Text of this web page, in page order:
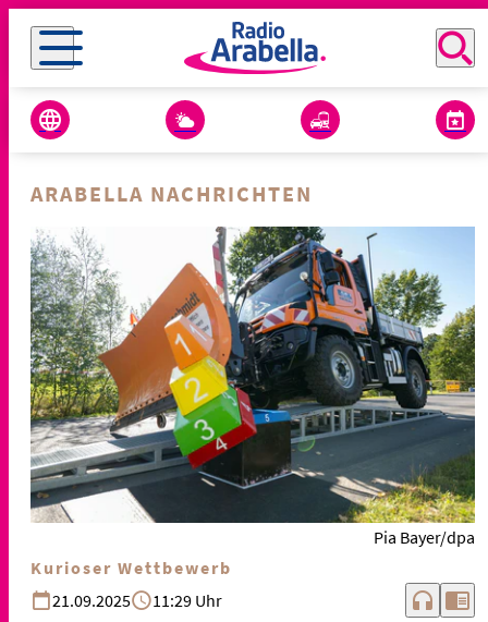
ARABELLA NACHRICHTEN
Pia Bayer/dpa
Kurioser Wettbewerb
21.09.2025
11:29 Uhr headphones chrome_reader_mode